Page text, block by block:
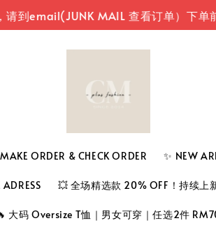
MAIL 查看订单）下单前记得
ORDER & CHECK ORDER ✨ NEW
💥 全场精选款 20% OFF！持续上
大码 Oversize T恤｜男女可穿｜任选2件